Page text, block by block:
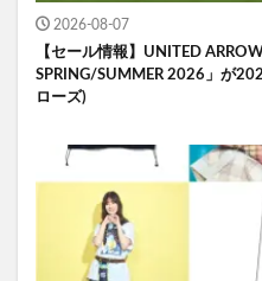
2026-08-07
【セール情報】UNITED
SPRING/SUMMER 2026」が
ローズ)